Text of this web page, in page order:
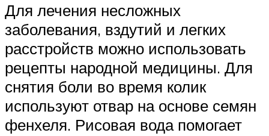
Для лечения несложных
заболевания, вздутий и легких
расстройств можно использовать
рецепты народной медицины. Для
снятия боли во время колик
используют отвар на основе семян
фенхеля. Рисовая вода помогает